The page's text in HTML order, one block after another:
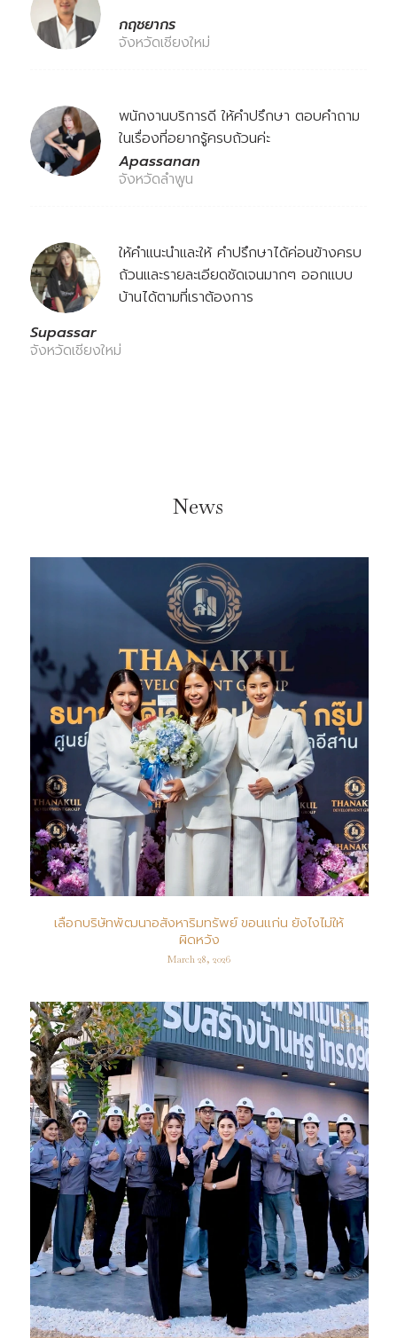
กฤชยากร
จังหวัดเชียงใหม่
พนักงานบริการดี ให้คำปรึกษา ตอบคำถาม
ในเรื่องที่อยากรู้ครบถ้วนค่ะ
Apassanan
จังหวัดลำพูน
ให้คำแนะนำและให้ คำปรึกษาได้ค่อนข้างครบ
ถ้วนและรายละเอียดชัดเจนมากๆ ออกแบบ
บ้านได้ตามที่เราต้องการ
Supassar
จังหวัดเชียงใหม่
News
เลือกบริษัทพัฒนาอสังหาริมทรัพย์ ขอนแก่น ยังไงไม่ให้
ผิดหวัง
March 28, 2026